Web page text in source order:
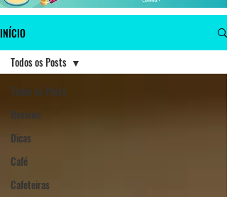
INÍCIO
Todos os Posts
Reviews
Dicas
Café
Cafeteiras
Todos os Posts